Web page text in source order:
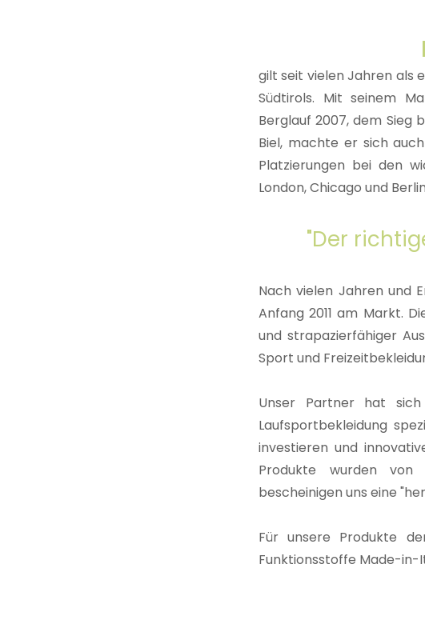
gilt seit vielen Jahren als
Südtirols. Mit seinem
Berglauf 2007, dem Sieg
Biel, machte er sich
Platzierungen bei den
London, Chicago und
"Der
Nach vielen Jahren und
Anfang 2011 am Markt.
und strapazierfähiger
Sport und
Unser Partner hat
Laufsportbekleidung
investieren und
Produkte wurden von
bescheinigen uns eine
Für unsere Produkte
Funktionsstoffe Made-in-